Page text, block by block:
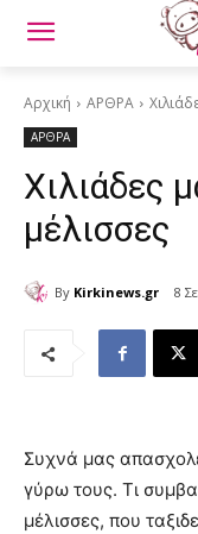
Αρχική ΑΡΘΡΑ
ΑΡΘΡΑ
Χιλιάδες
μέλισσες
By Kirkinews.gr 8
Συχνά μας
γύρω τους. Τι
μέλισσες, που